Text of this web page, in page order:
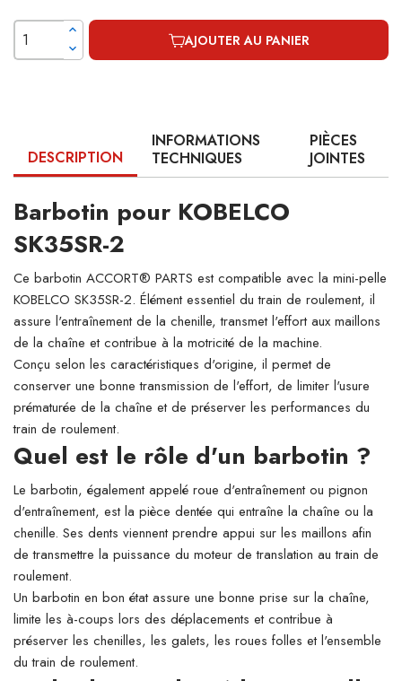
AJOUTER AU PANIER
DESCRIPTION
INFORMATIONS
TECHNIQUES
PIÈCES
JOINTES
Barbotin pour KOBELCO
SK35SR-2
Ce barbotin ACCORT® PARTS est compatible avec la mini-pelle
KOBELCO SK35SR-2. Élément essentiel du train de roulement, il
assure l'entraînement de la chenille, transmet l'effort aux maillons
de la chaîne et contribue à la motricité de la machine.
Conçu selon les caractéristiques d'origine, il permet de
conserver une bonne transmission de l'effort, de limiter l'usure
prématurée de la chaîne et de préserver les performances du
train de roulement.
Quel est le rôle d'un barbotin ?
Le barbotin, également appelé roue d'entraînement ou pignon
d'entraînement, est la pièce dentée qui entraîne la chaîne ou la
chenille. Ses dents viennent prendre appui sur les maillons afin
de transmettre la puissance du moteur de translation au train de
roulement.
Un barbotin en bon état assure une bonne prise sur la chaîne,
limite les à-coups lors des déplacements et contribue à
préserver les chenilles, les galets, les roues folles et l'ensemble
du train de roulement.